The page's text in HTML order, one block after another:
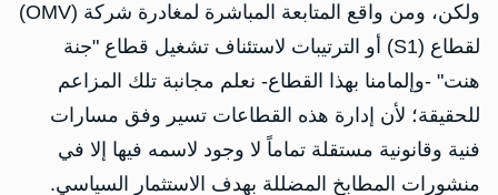
ولكن، ومن واقع المتابعة المباشرة لمغادرة شركة (OMV)
لقطاع (S1) أو الترتيبات لاستئناف تشغيل قطاع "جنة
هنت" -وإلمامنا بهذا القطاع- نعلم مجانبة تلك المزاعم
للحقيقة؛ لأن إدارة هذه القطاعات تسير وفق مسارات
فنية وقانونية مستقلة تماماً لا وجود لاسمه فيها إلا في
منشورات المطابخ المضللة بهدف الاستثمار السياسي.